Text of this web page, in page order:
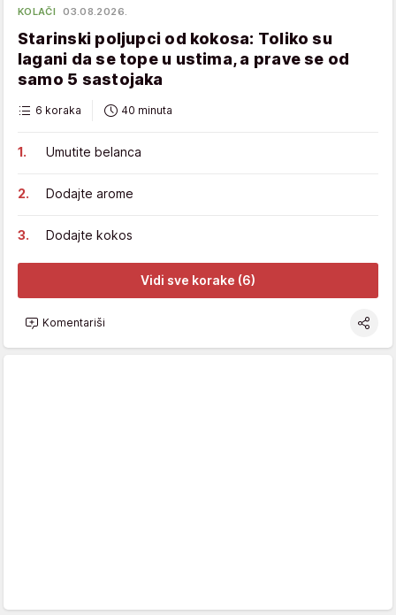
KOLAČI 03.08.2026.
Starinski poljupci od kokosa: Toliko su
lagani da se tope u ustima, a prave se od
samo 5 sastojaka
6 koraka 40 minuta
Umutite belanca
Dodajte arome
Dodajte kokos
Vidi sve korake (6)
Komentariši